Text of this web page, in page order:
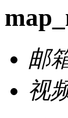
邮
视